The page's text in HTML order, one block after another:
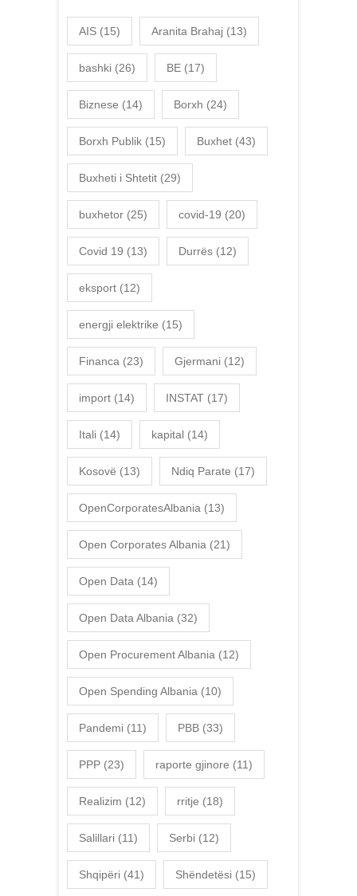
AIS (15) Aranita Brahaj (13)
bashki (26) BE (17)
Biznese (14) Borxh (24)
Borxh Publik (15) Buxhet (43)
Buxheti i Shtetit (29)
buxhetor (25) covid-19 (20)
Covid 19 (13) Durrës (12)
eksport (12)
energji elektrike (15)
Financa (23) Gjermani (12)
import (14) INSTAT (17)
Itali (14) kapital (14)
Kosovë (13) Ndiq Parate (17)
OpenCorporatesAlbania (13)
Open Corporates Albania (21)
Open Data (14)
Open Data Albania (32)
Open Procurement Albania (12)
Open Spending Albania (10)
Pandemi (11) PBB (33)
PPP (23) raporte gjinore (11)
Realizim (12) rritje (18)
Salillari (11) Serbi (12)
Shqipëri (41) Shëndetësi (15)